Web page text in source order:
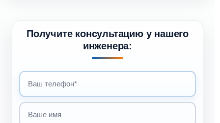
Получите консультацию у нашего
инженера: